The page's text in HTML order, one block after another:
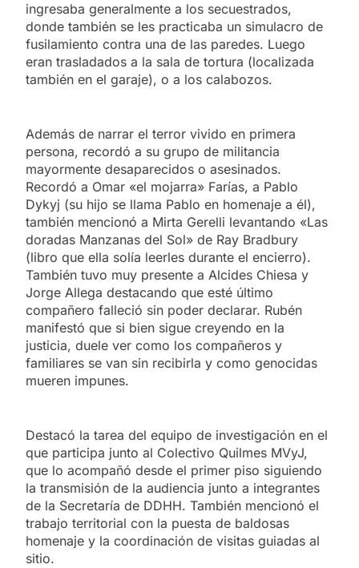
ingresaba generalmente a los secuestrados,
donde también se les practicaba un simulacro de
fusilamiento contra una de las paredes. Luego
eran trasladados a la sala de tortura (localizada
también en el garaje), o a los calabozos.
Además de narrar el terror vivido en primera
persona, recordó a su grupo de militancia
mayormente desaparecidos o asesinados.
Recordó a Omar «el mojarra» Farías, a Pablo
Dykyj (su hijo se llama Pablo en homenaje a él),
también mencionó a Mirta Gerelli levantando «Las
doradas Manzanas del Sol» de Ray Bradbury
(libro que ella solía leerles durante el encierro).
También tuvo muy presente a Alcides Chiesa y
Jorge Allega destacando que esté último
compañero falleció sin poder declarar. Rubén
manifestó que si bien sigue creyendo en la
justicia, duele ver como los compañeros y
familiares se van sin recibirla y como genocidas
mueren impunes.
Destacó la tarea del equipo de investigación en el
que participa junto al Colectivo Quilmes MVyJ,
que lo acompañó desde el primer piso siguiendo
la transmisión de la audiencia junto a integrantes
de la Secretaría de DDHH. También mencionó el
trabajo territorial con la puesta de baldosas
homenaje y la coordinación de visitas guiadas al
sitio.